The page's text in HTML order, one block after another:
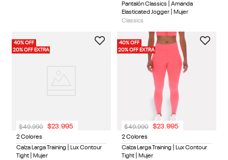
Pantalón Classics | Amanda
Elasticated Jogger | Mujer
Classics
40% OFF
20% OFF EXTRA
2 Colores
Calza Larga Training | Lux Contour
Tight | Mujer
$49.990 $23.995
40% OFF
20% OFF EXTRA
2 Colores
Calza Larga Training | Lux Contour
Tight | Mujer
$49.990 $23.995